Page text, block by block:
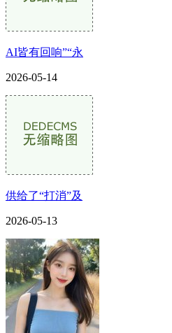
AI皆有回响”“永
2026-05-14
供给了“打消”及
2026-05-13